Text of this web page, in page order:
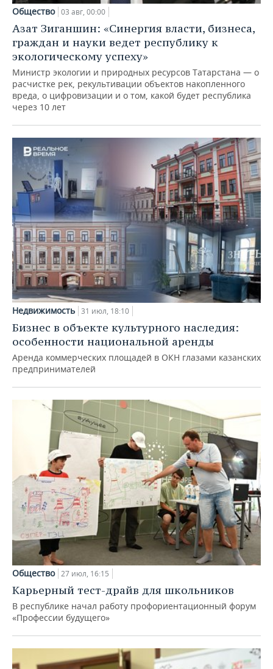
Общество 03 авг, 00:00
Азат Зиганшин: «Синергия власти, бизнеса,
граждан и науки ведет республику к
экологическому успеху»
Министр экологии и природных ресурсов Татарстана — о
расчистке рек, рекультивации объектов накопленного
вреда, о цифровизации и о том, какой будет республика
через 10 лет
Недвижимость 31 июл, 18:10
Бизнес в объекте культурного наследия:
особенности национальной аренды
Аренда коммерческих площадей в ОКН глазами казанских
предпринимателей
Общество 27 июл, 16:15
Карьерный тест-драйв для школьников
В республике начал работу профориентационный форум
«Профессии будущего»